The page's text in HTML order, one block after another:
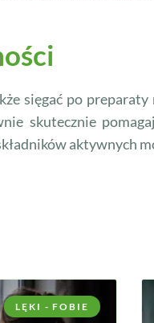
sięgać po
skutecznie
aktywnych
LĘKI - FOBIE